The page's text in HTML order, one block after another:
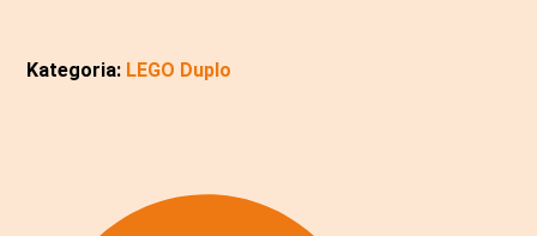
Kategoria: LEGO Duplo